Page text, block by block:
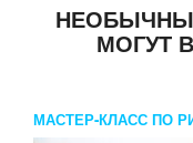
МОГУТ
МАСТЕР-КЛАСС ПО